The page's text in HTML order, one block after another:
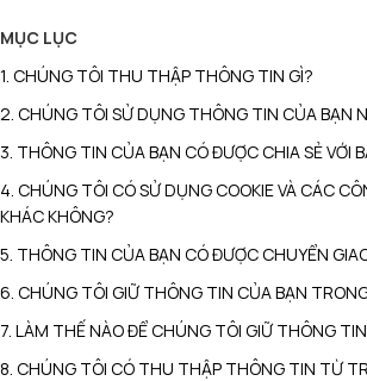
MỤC LỤC
1. CHÚNG TÔI THU THẬP THÔNG TIN GÌ?
2. CHÚNG TÔI SỬ DỤNG THÔNG TIN CỦA BẠN
3. THÔNG TIN CỦA BẠN CÓ ĐƯỢC CHIA SẺ VỚI
4. CHÚNG TÔI CÓ SỬ DỤNG COOKIE VÀ CÁC
KHÁC KHÔNG?
5. THÔNG TIN CỦA BẠN CÓ ĐƯỢC CHUYỂN
6. CHÚNG TÔI GIỮ THÔNG TIN CỦA BẠN
7. LÀM THẾ NÀO ĐỂ CHÚNG TÔI GIỮ THÔNG
8. CHÚNG TÔI CÓ THU THẬP THÔNG TIN TỪ